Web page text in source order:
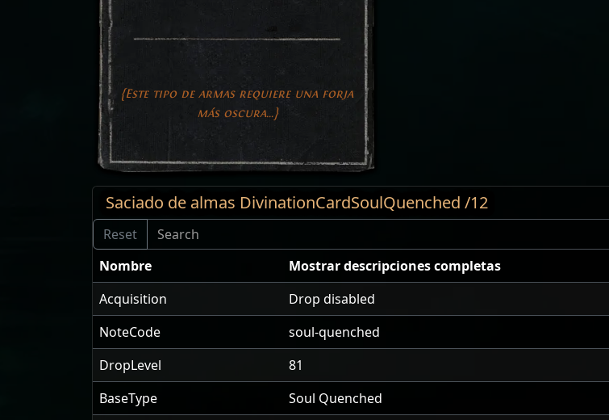
{Este tipo de armas requiere una forja
más oscura...}
Saciado de almas DivinationCardSoulQuenched /12
Nombre
Mostrar descripciones completas
Acquisition
Drop disabled
NoteCode
soul-quenched
DropLevel
81
BaseType
Soul Quenched